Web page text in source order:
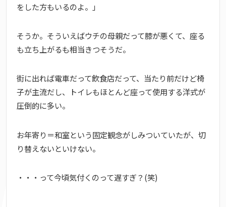
をした方もいるのよ。」
そうか。そういえばウチの母親だって膝が悪くて、座る
も立ち上がるも相当きつそうだ。
街に出れば電車だって飲食店だって、当たり前だけど椅
子が主流だし、トイレもほとんど座って使用する洋式が
圧倒的に多い。
お年寄り＝和室という固定観念がしみついていたが、切
り替えないといけない。
・・・って今頃気付くのって遅すぎ？(笑)